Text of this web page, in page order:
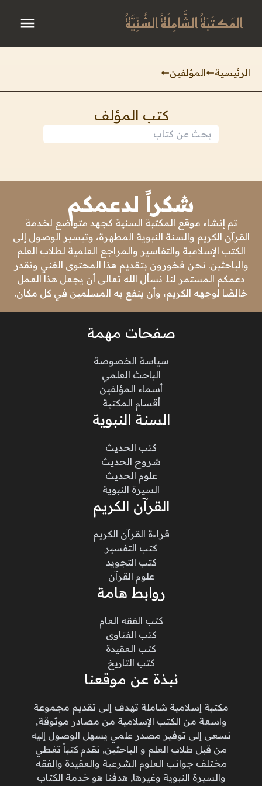
المَكتَبَةُ الشَّامِلَةُ السُّنِّيَّةُ
الرئيسية المؤلفين
كتب المؤلف
شكراً لدعمكم
تم إنشاء موقع المكتبة السنية كجهد متواضع لخدمة
القرآن الكريم والسنة النبوية المطهرة، وتيسير الوصول إلى
الكتب الإسلامية والتفاسير والمراجع العلمية لطلاب العلم
والباحثين. نحن فخورون بتقديم هذا المحتوى الغني ونقدر
دعمكم المستمر لنا. نسأل الله تعالى أن يجعل هذا العمل
خالصًا لوجهه الكريم، وأن ينفع به المسلمين في كل مكان.
صفحات مهمة
سياسة الخصوصة
الباحث العلمي
أسماء المؤلفين
أقسام المكتبة
السنة النبوية
كتب الحديث
شروح الحديث
علوم الحديث
السيرة النبوية
القرآن الكريم
قراءة القرآن الكريم
كتب التفسير
كتب التجويد
علوم القرآن
روابط هامة
كتب الفقه العام
كتب الفتاوى
كتب العقيدة
كتب التاريخ
نبذة عن موقعنا
مكتبة إسلامية شاملة تهدف إلى تقديم مجموعة
واسعة من الكتب الإسلامية من مصادر موثوقة,
نسعى إلى توفير مصدر علمي يسهل الوصول إليه
من قبل طلاب العلم و الباحثين, نقدم كتباً تغطي
مختلف جوانب العلوم الشرعية والعقيدة والفقه
والسيرة النبوية وغيرها, هدفنا هو خدمة الكتاب